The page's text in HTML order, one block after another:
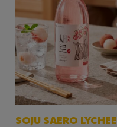
SOJU SAERO LYCHEE